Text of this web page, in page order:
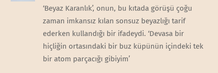
‘Beyaz Karanlık’, onun, bu kıtada görüşü çoğu
zaman imkansız kılan sonsuz beyazlığı tarif
ederken kullandığı bir ifadeydi. ‘Devasa bir
hiçliğin ortasındaki bir buz küpünün içindeki tek
bir atom parçacığı gibiyim’